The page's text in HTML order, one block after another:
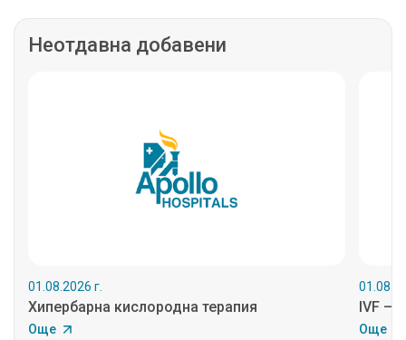
Неотдавна добавени
01.08.2026 г.
Хипербарна кислородна терапия
Още
IVF –
Още